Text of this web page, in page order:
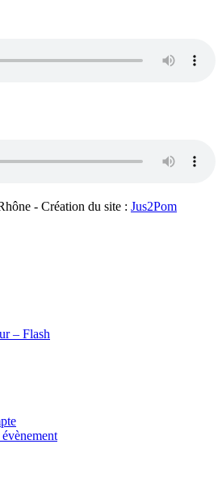
- Création du site : Jus2Pom
– Flash